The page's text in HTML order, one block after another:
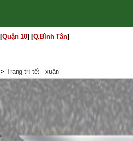
[Quận 10] [Q.Bình Tân]
> Trang trí tết - xuân